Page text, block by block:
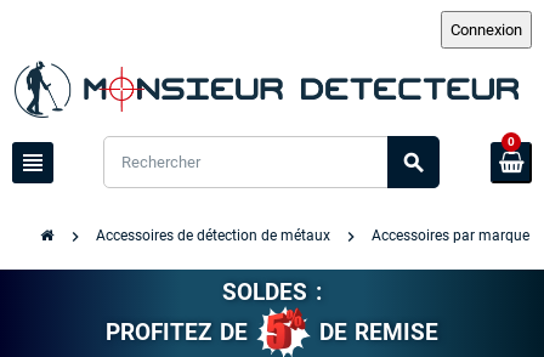
view_headline search
0
chevron_right Accessoires de détection de métaux chevron_right Accessoires par marque
SOLDES :
PROFITEZ DE
DE REMISE